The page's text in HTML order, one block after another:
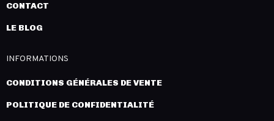
CONTACT
LE BLOG
INFORMATIONS
CONDITIONS GÉNÉRALES DE VENTE
POLITIQUE DE CONFIDENTIALITÉ